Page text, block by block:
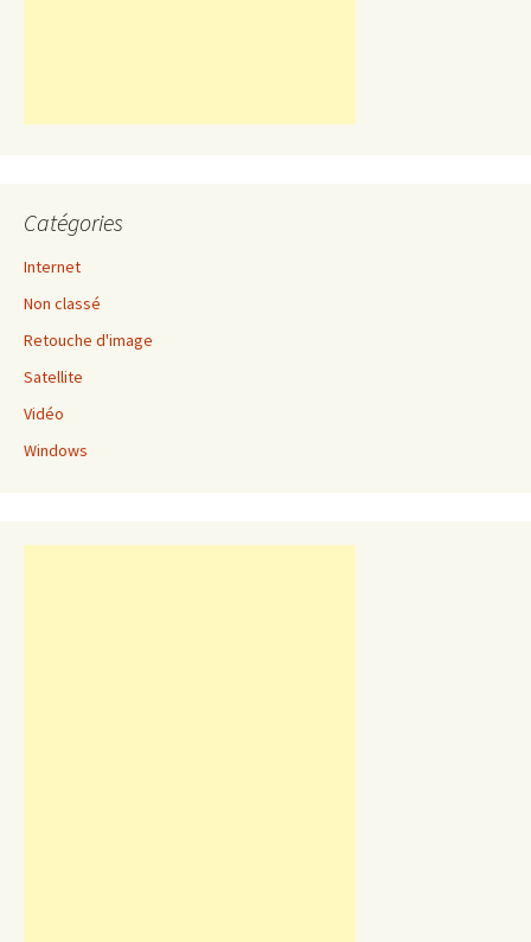
Catégories
Internet
Non classé
Retouche d'image
Satellite
Vidéo
Windows